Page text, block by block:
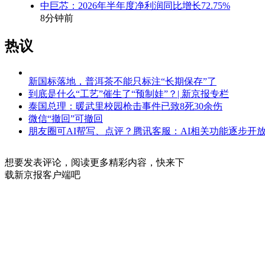
中巨芯：2026年半年度净利润同比增长72.75%
8分钟前
热议
新国标落地，普洱茶不能只标注“长期保存”了
到底是什么“工艺”催生了“预制娃”？| 新京报专栏
泰国总理：暖武里校园枪击事件已致8死30余伤
微信“撤回”可撤回
朋友圈可AI帮写、点评？腾讯客服：AI相关功能逐步开
想要发表评论，阅读更多精彩内容，快来下
载新京报客户端吧